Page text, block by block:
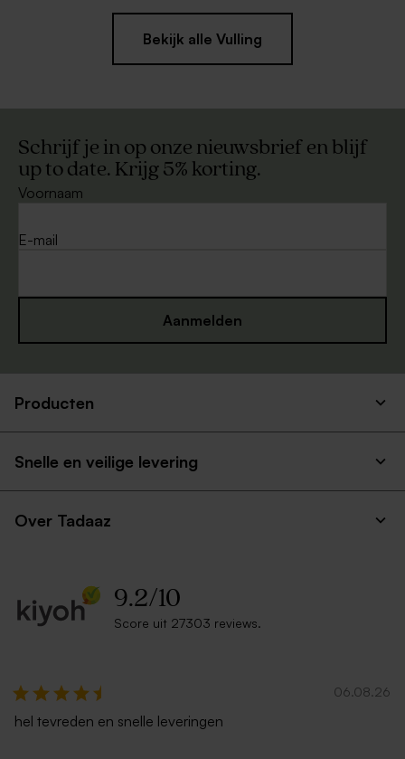
Bekijk alle Vulling
Schrijf je in op onze nieuwsbrief en blijf
up to date. Krijg 5% korting.
Voornaam
E-mail
Aanmelden
Producten
Snelle en veilige levering
Over Tadaaz
9.2/10
Score uit 27303 reviews.
06.08.26
hel tevreden en snelle leveringen